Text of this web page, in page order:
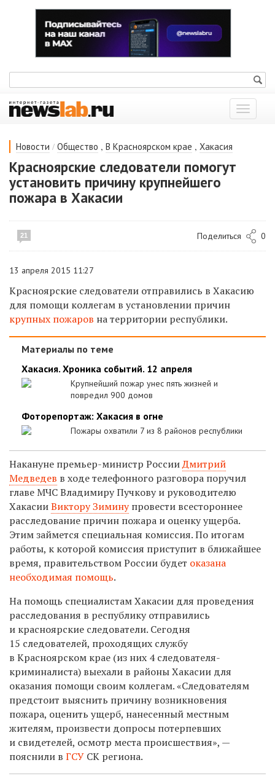
Показать
меню
Новости / Общество , В Красноярском крае , Хакасия
Красноярские следователи помогут
установить причину крупнейшего
пожара в Хакасии
21 Поделиться 0
13 апреля 2015 11:27
Красноярские следователи отправились в Хакасию
для помощи коллегам в установлении причин
крупных пожаров на территории республики.
Материалы по теме
Хакасия. Хроника событий. 12 апреля
Крупнейший пожар унес пять жизней и
повредил 900 домов
Фоторепортаж: Хакасия в огне
Пожары охватили 7 из 8 районов республики
Накануне премьер-министр РоссииДмитрий
Медведев в ходе телефонного разговора поручил
главе МЧС Владимиру Пучкову и руководителю
ХакасииВиктору Зиминупровести всестороннее
расследование причин пожара и оценку ущерба.
Этим займется специальная комиссия. По итогам
работы, к которой комиссия приступит в ближайшее
время, правительством России будет оказана
необходимая помощь.
На помощь специалистам Хакасии для проведения
расследования в республику отправились
и красноярские следователи. Сегодня
15 следователей, проходящих службу
в Красноярском крае (из них 4 следователя-
криминалиста) выехали в районы Хакасии для
оказания помощи своим коллегам. «Следователям
предстоит выяснить причину возникновения
пожара, оценить ущерб, нанесенный местным
жителям, произвести допросы потерпевших
и свидетелей, осмотр места происшествия», —
пояснили в ГСУ СК региона.